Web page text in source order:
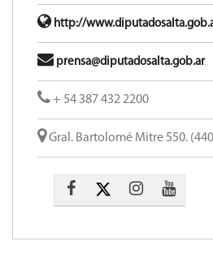
http://
prensa@diputadosalta.gob.ar
+ 54 387 432 2200
Gral. Bartolomé Mitre 550.